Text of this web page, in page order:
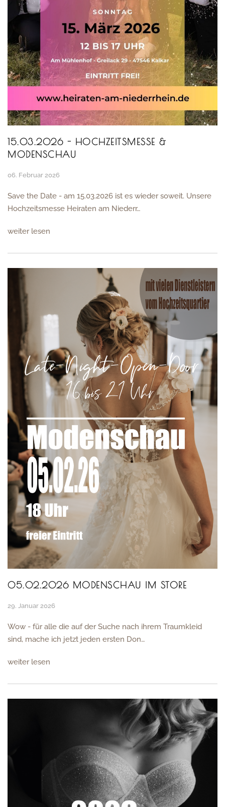
15.03.2026 - HOCHZEITSMESSE &
MODENSCHAU
06. Februar 2026
Save the Date - am 15.03.2026 ist es wieder soweit. Unsere
Hochzeitsmesse Heiraten am Niederr…
weiter lesen
05.02.2026 MODENSCHAU IM STORE
29. Januar 2026
Wow - für alle die auf der Suche nach ihrem Traumkleid
sind, mache ich jetzt jeden ersten Don…
weiter lesen